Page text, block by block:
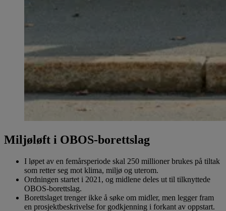
Miljøløft i OBOS-borettslag
I løpet av en femårsperiode skal 250 millioner brukes på tiltak
som retter seg mot klima, miljø og uterom.
Ordningen startet i 2021, og midlene deles ut til tilknyttede
OBOS-borettslag.
Borettslaget trenger ikke å søke om midler, men legger fram
en prosjektbeskrivelse for godkjenning i forkant av oppstart.